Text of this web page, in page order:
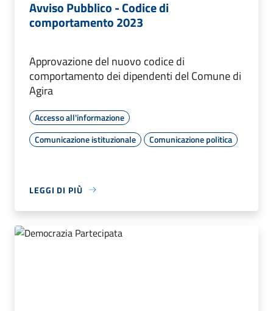
Avviso Pubblico - Codice di
comportamento 2023
Approvazione del nuovo codice di
comportamento dei dipendenti del Comune di
Agira
Accesso all'informazione
Comunicazione istituzionale
Comunicazione politica
LEGGI DI PIÙ